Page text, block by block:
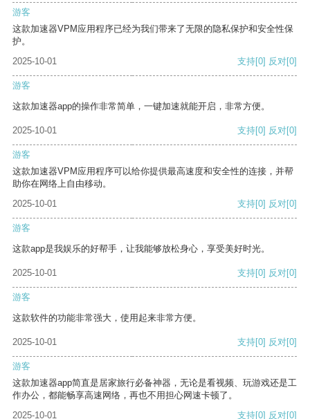
游客
这款加速器VPM应用程序已经为我们带来了无限的隐私保护和安全性保
护。
2025-10-01
支持[0] 反对[0]
游客
这款加速器app的操作非常简单，一键加速就能开启，非常方便。
2025-10-01 支持[0] 反对[0]
游客
这款加速器VPM应用程序可以给你提供最高速度和安全性的连接，并帮
助你在网络上自由移动。
2025-10-01
支持[0] 反对[0]
游客
这款app是我娱乐的好帮手，让我能够放松身心，享受美好时光。
2025-10-01 支持[0] 反对[0]
游客
这款软件的功能非常强大，使用起来非常方便。
2025-10-01 支持[0] 反对[0]
游客
这款加速器app简直是居家旅行必备神器，无论是看视频、玩游戏还是工
作办公，都能畅享高速网络，再也不用担心网速卡顿了。
2025-10-01
支持[0] 反对[0]